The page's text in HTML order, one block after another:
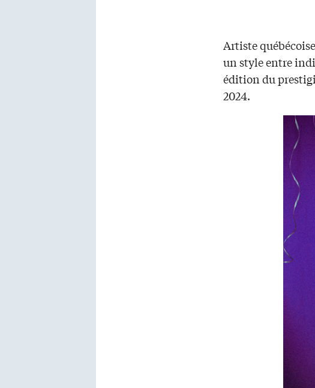
Artiste
un style entre
édition du
2024.